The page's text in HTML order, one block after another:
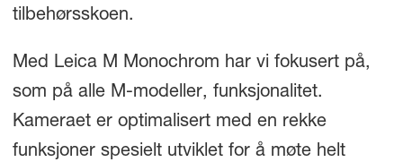
tilbehørsskoen.
Med Leica M Monochrom har vi fokusert på,
som på alle M-modeller, funksjonalitet.
Kameraet er optimalisert med en rekke
funksjoner spesielt utviklet for å møte helt